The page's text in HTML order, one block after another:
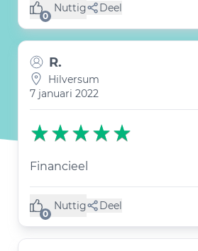
0
Nuttig
(0 like) Deel
R.
Hilversum
7 januari 2022
Financieel
0
Nuttig
(0 like) Deel